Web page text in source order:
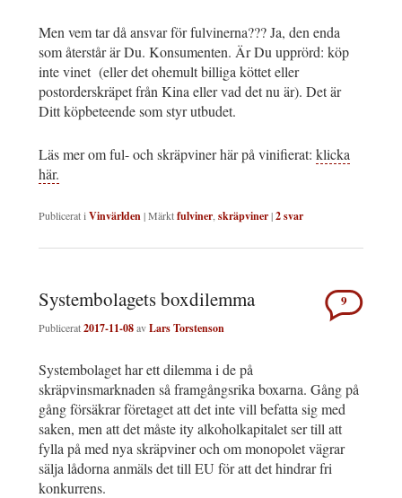
Men vem tar då ansvar för fulvinerna??? Ja, den enda
som återstår är Du. Konsumenten. Är Du upprörd: köp
inte vinet (eller det ohemult billiga köttet eller
postorderskräpet från Kina eller vad det nu är). Det är
Ditt köpbeteende som styr utbudet.
Läs mer om ful- och skräpviner här på vinifierat: klicka
här.
Publicerat iVinvärlden|Märktfulviner,skräpviner|2svar
Systembolagets boxdilemma
Publicerat2017-11-08avLars Torstenson
9
Systembolaget har ett dilemma i de på
skräpvinsmarknaden så framgångsrika boxarna. Gång på
gång försäkrar företaget att det inte vill befatta sig med
saken, men att det måste ity alkoholkapitalet ser till att
fylla på med nya skräpviner och om monopolet vägrar
sälja lådorna anmäls det till EU för att det hindrar fri
konkurrens.